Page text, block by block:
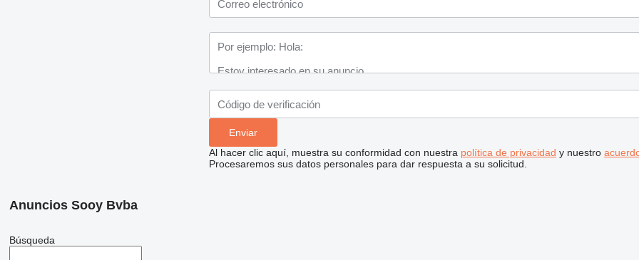
Al hacer clic aquí, muestra su conformidad con nuestra política de privacidad y nuestro
Procesaremos sus datos personales para dar respuesta a su solicitud.
Anuncios Sooy Bvba
Búsqueda